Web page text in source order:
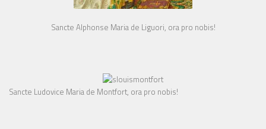
Sancte Alphonse Maria de Liguori, ora pro nobis!
Sancte Ludovice Maria de Montfort, ora pro nobis!